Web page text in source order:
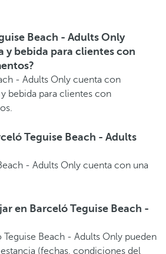
Beach - Adults Only
y bebida para clientes con
- Adults Only cuenta con
bebida para clientes con
Teguise Beach - Adults
- Adults Only cuenta con una
en Barceló Teguise Beach -
Beach - Adults Only pueden
(fechas, condiciones del